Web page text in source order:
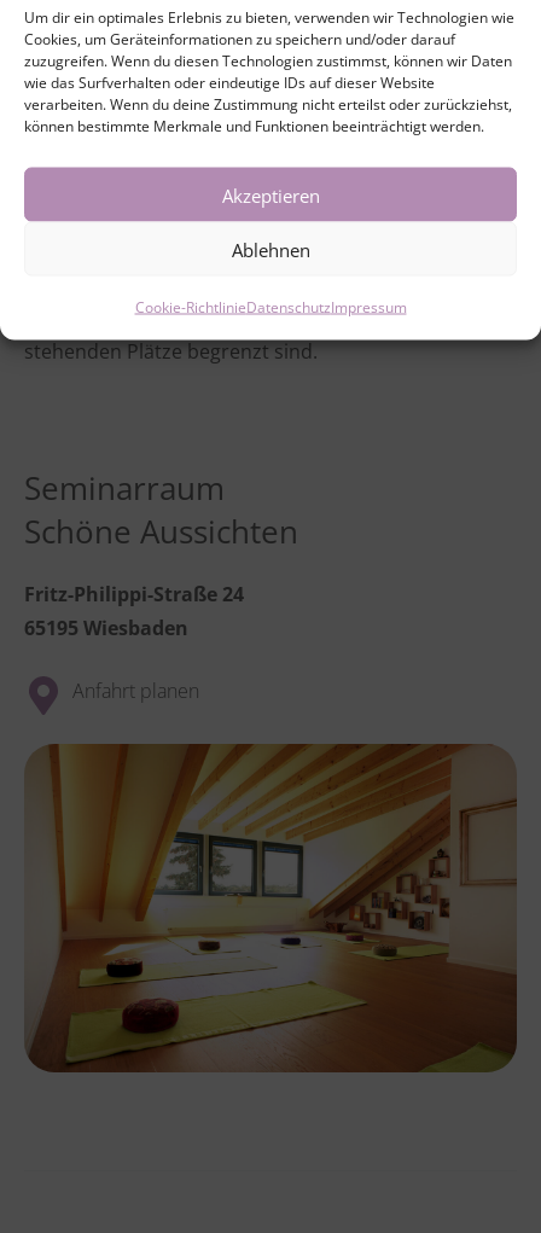
Um dir ein optimales Erlebnis zu bieten, verwenden wir Technologien wie
Cookies, um Geräteinformationen zu speichern und/oder darauf
zuzugreifen. Wenn du diesen Technologien zustimmst, können wir Daten
wie das Surfverhalten oder eindeutige IDs auf dieser Website
verarbeiten. Wenn du deine Zustimmung nicht erteilst oder zurückziehst,
können bestimmte Merkmale und Funktionen beeinträchtigt werden.
Akzeptieren
Ablehnen
Cookie-RichtlinieDatenschutzImpressum
auf körperlicher, mentaler, energetischer sowie
emotionaler Ebene werden gelöst und du findest zu
mehr innerer Ruhe, Lebenskraft und Leichtigkeit.
das Yin Yoga mit dir macht! Es sind keine
Vorkenntnisse erforderlich.
Interesse rechtzeitig an, da die zur Verfügung
stehenden Plätze begrenzt sind.
Seminarraum
Schöne Aussichten
Fritz-Philippi-Straße 24
65195 Wiesbaden
Anfahrt planen